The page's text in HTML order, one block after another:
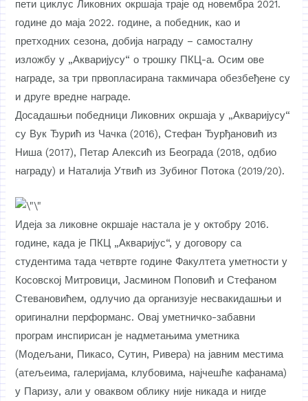
пети циклус Ликовних окршаја траје од новембра 2021.
године до маја 2022. године, а победник, као и
претходних сезона, добија награду – самосталну
изложбу у „Акваријусу“ о трошку ПКЦ-а. Осим ове
награде, за три првопласирана такмичара обезбеђене су
и друге вредне награде.
Досадашњи победници Ликовних окршаја у „Акваријусу“
су Вук Ђурић из Чачка (2016), Стефан Ђурђановић из
Ниша (2017), Петар Алексић из Београда (2018, одбио
награду) и Наталија Утвић из Зубиног Потока (2019/20).
Идеја за ликовне окршаје настала је у октобру 2016.
године, када је ПКЦ „Акваријус“, у договору са
студентима тада четврте године Факултета уметности у
Косовској Митровици, Јасмином Поповић и Стефаном
Стевановићем, одлучио да организује несвакидашњи и
оригинални перформанс. Овај уметничко-забавни
програм инспирисан је надметањима уметника
(Модељани, Пикасо, Сутин, Ривера) на јавним местима
(атељеима, галеријама, клубовима, најчешће кафанама)
у Паризу, али у оваквом облику није никада и нигде